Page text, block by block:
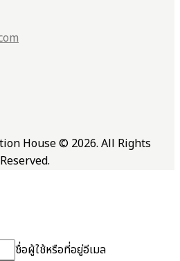
House © 2026. All Rights
Reserved.
ชื่อผู้ใช้หรือที่อยู่อีเมล